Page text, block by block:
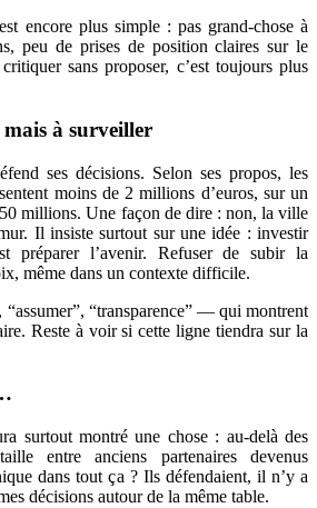
encore plus simple : pas grand-chose à
peu de prises de position claires sur le
sans proposer, c’est toujours plus
mais à surveiller
ses décisions. Selon ses propos, les
moins de 2 millions d’euros, sur un
millions. Une façon de dire : non, la ville
Il insiste surtout sur une idée : investir
préparer l’avenir. Refuser de subir la
même dans un contexte difficile.
“transparence” — qui montrent
Reste à voir si cette ligne tiendra sur la
surtout montré une chose : au-delà des
entre anciens partenaires devenus
dans tout ça ? Ils défendaient, il n’y a
décisions autour de la même table.